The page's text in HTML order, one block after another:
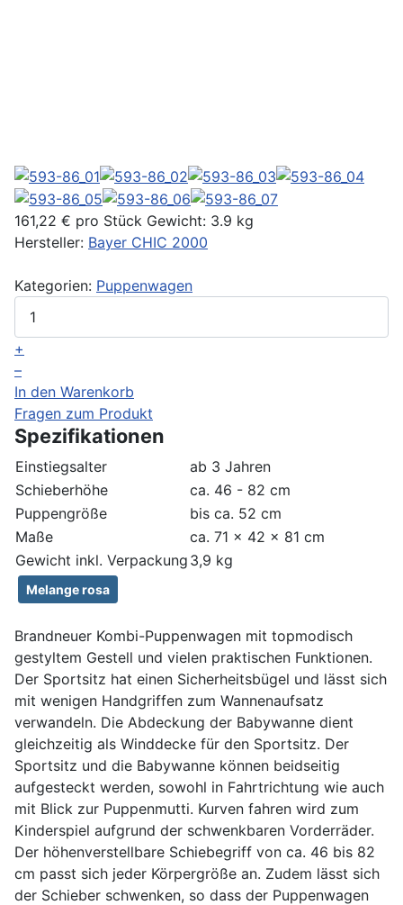
161,22 € pro Stück Gewicht: 3.9 kg
Hersteller: Bayer CHIC 2000
Kategorien: Puppenwagen
+
–
In den Warenkorb
Fragen zum Produkt
Spezifikationen
Einstiegsalter
ab 3 Jahren
Schieberhöhe
ca. 46 - 82 cm
Puppengröße
bis ca. 52 cm
Maße
ca. 71 x 42 x 81 cm
Gewicht inkl. Verpackung 3,9 kg
Melange rosa
Brandneuer Kombi-Puppenwagen mit topmodisch
gestyltem Gestell und vielen praktischen Funktionen.
Der Sportsitz hat einen Sicherheitsbügel und lässt sich
mit wenigen Handgriffen zum Wannenaufsatz
verwandeln. Die Abdeckung der Babywanne dient
gleichzeitig als Winddecke für den Sportsitz. Der
Sportsitz und die Babywanne können beidseitig
aufgesteckt werden, sowohl in Fahrtrichtung wie auch
mit Blick zur Puppenmutti. Kurven fahren wird zum
Kinderspiel aufgrund der schwenkbaren Vorderräder.
Der höhenverstellbare Schiebegriff von ca. 46 bis 82
cm passt sich jeder Körpergröße an. Zudem lässt sich
der Schieber schwenken, so dass der Puppenwagen